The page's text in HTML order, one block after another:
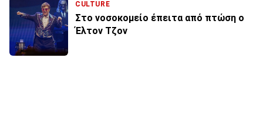
CULTURE
Στο νοσοκομείο έπειτα από πτώση ο
Έλτον Τζον